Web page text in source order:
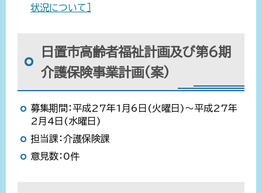
状況について］
日置市高齢者福祉計画及び第6期
介護保険事業計画(案)
募集期間：平成27年1月6日(火曜日)～平成27年
2月4日(水曜日)
担当課：介護保険課
意見数：0件